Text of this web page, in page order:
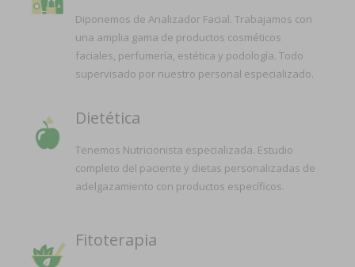
Diponemos de Analizador Facial. Trabajamos con
una amplia gama de productos cosméticos
faciales, perfumería, estética y podología. Todo
supervisado por nuestro personal especializado.
Dietética
Tenemos Nutricionista especializada. Estudio
completo del paciente y dietas personalizadas de
adelgazamiento con productos específicos.
Fitoterapia